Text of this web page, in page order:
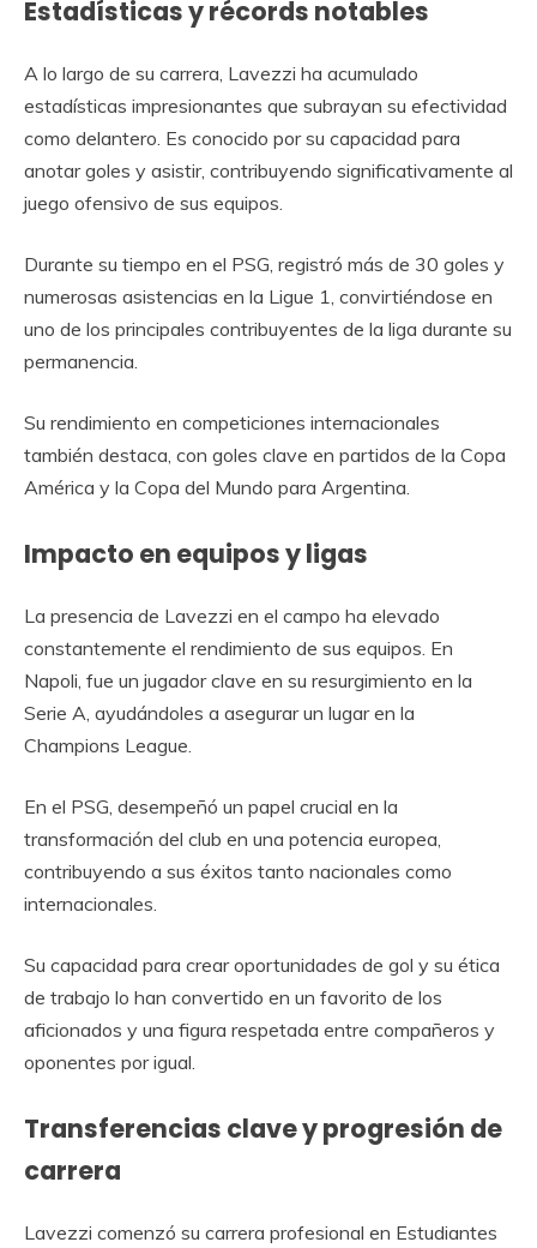
Estadísticas y récords notables
A lo largo de su carrera, Lavezzi ha acumulado
estadísticas impresionantes que subrayan su efectividad
como delantero. Es conocido por su capacidad para
anotar goles y asistir, contribuyendo significativamente al
juego ofensivo de sus equipos.
Durante su tiempo en el PSG, registró más de 30 goles y
numerosas asistencias en la Ligue 1, convirtiéndose en
uno de los principales contribuyentes de la liga durante su
permanencia.
Su rendimiento en competiciones internacionales
también destaca, con goles clave en partidos de la Copa
América y la Copa del Mundo para Argentina.
Impacto en equipos y ligas
La presencia de Lavezzi en el campo ha elevado
constantemente el rendimiento de sus equipos. En
Napoli, fue un jugador clave en su resurgimiento en la
Serie A, ayudándoles a asegurar un lugar en la
Champions League.
En el PSG, desempeñó un papel crucial en la
transformación del club en una potencia europea,
contribuyendo a sus éxitos tanto nacionales como
internacionales.
Su capacidad para crear oportunidades de gol y su ética
de trabajo lo han convertido en un favorito de los
aficionados y una figura respetada entre compañeros y
oponentes por igual.
Transferencias clave y progresión de
carrera
Lavezzi comenzó su carrera profesional en Estudiantes